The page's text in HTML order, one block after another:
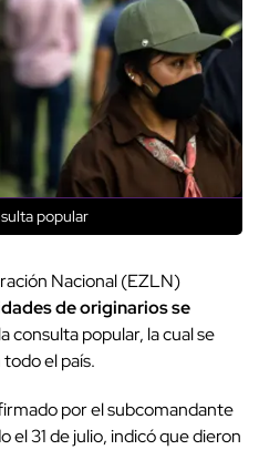
popular
Nacional (EZLN)
de originarios se
consulta popular, la cual se
el país.
por el subcomandante
31 de julio, indicó que dieron